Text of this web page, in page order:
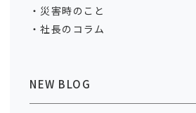
災害時のこと
社長のコラム
NEW BLOG